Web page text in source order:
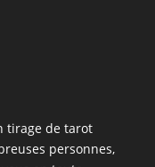
tirage de tarot
personnes,